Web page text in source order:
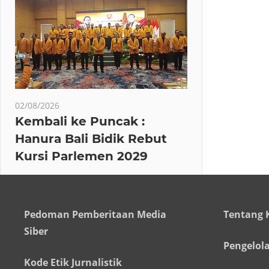
02/08/2026
Kembali ke Puncak :
Hanura Bali Bidik Rebut
Kursi Parlemen 2029
Pedoman Pemberitaan Media
Siber
Kode Etik Jurnalistik
Tentang
Pengelola